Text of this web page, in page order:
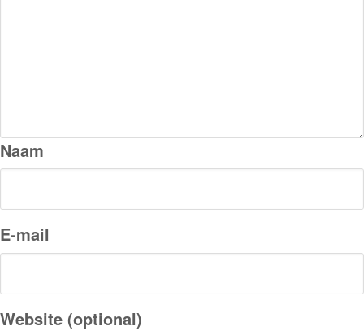
Naam
E-mail
Website (optional)